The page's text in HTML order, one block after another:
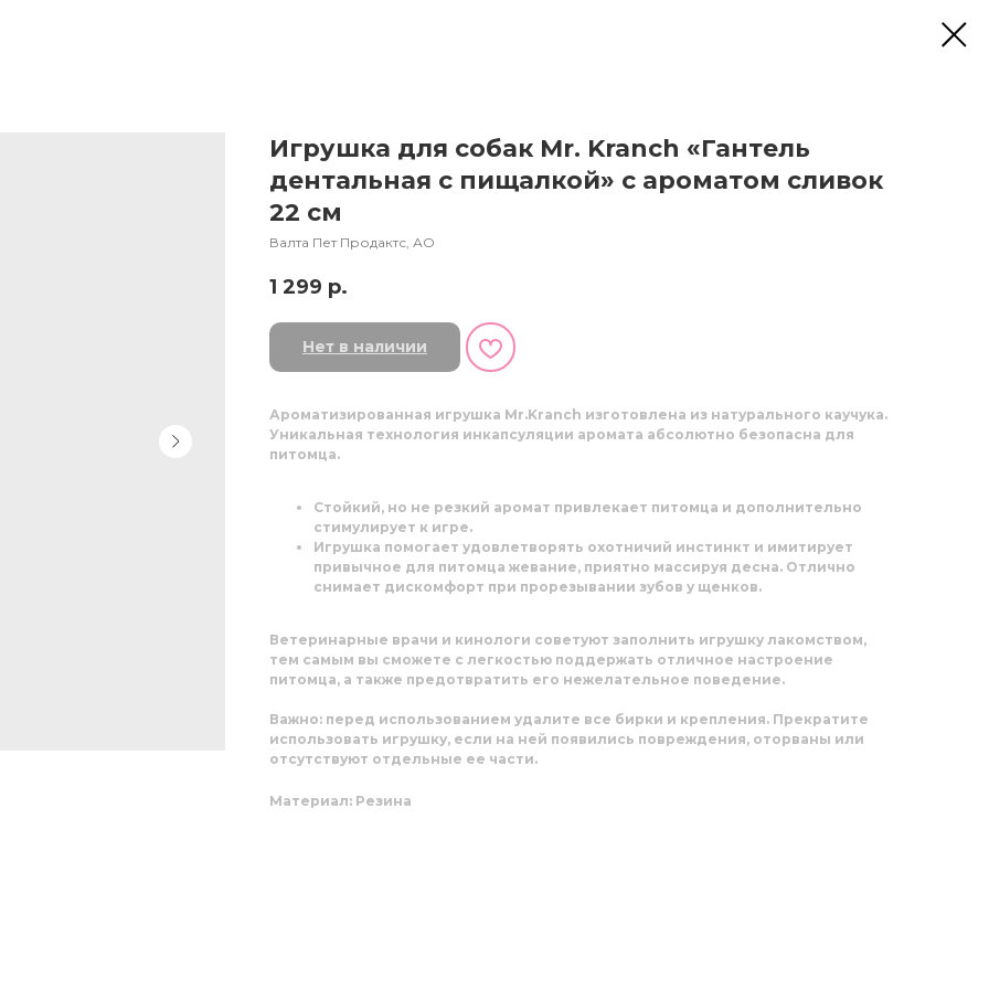
Игрушка для собак Mr. Kranch «Гантель
дентальная с пищалкой» с ароматом сливок
22 см
Валта Пет Продактс, АО
1 299 р.
Нет в наличии
Ароматизированная игрушка Mr.Kranch изготовлена из натурального каучука.
Уникальная технология инкапсуляции аромата абсолютно безопасна для
питомца.
Стойкий, но не резкий аромат привлекает питомца и дополнительно
стимулирует к игре.
Игрушка помогает удовлетворять охотничий инстинкт и имитирует
привычное для питомца жевание, приятно массируя десна. Отлично
снимает дискомфорт при прорезывании зубов у щенков.
Ветеринарные врачи и кинологи советуют заполнить игрушку лакомством,
тем самым вы сможете с легкостью поддержать отличное настроение
питомца, а также предотвратить его нежелательное поведение.
Важно: перед использованием удалите все бирки и крепления. Прекратите
использовать игрушку, если на ней появились повреждения, оторваны или
отсутствуют отдельные ее части.
Материал: Резина